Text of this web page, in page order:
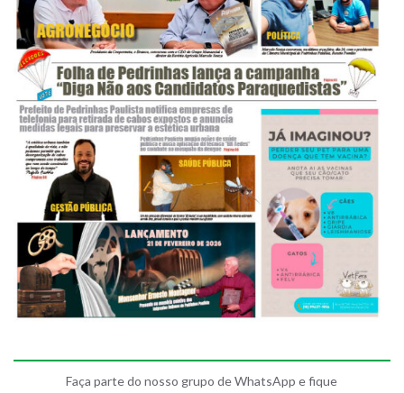
Faça parte do nosso grupo de WhatsApp e fique